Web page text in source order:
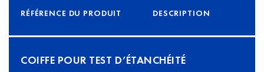
RÉFÉRENCE DU PRODUIT DESCRIPTION
COIFFE POUR TEST D’ÉTANCHÉITÉ